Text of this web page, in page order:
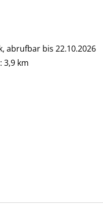
abrufbar bis 22.10.2026
3,9 km